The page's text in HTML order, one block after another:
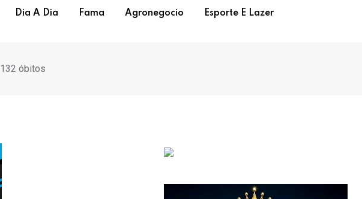
Dia A Dia Fama Agronegocio Esporte E Lazer
óbitos